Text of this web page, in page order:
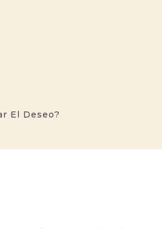
El Deseo?